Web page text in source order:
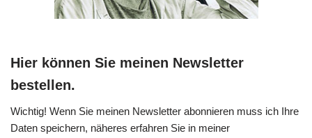
Hier können Sie meinen Newsletter
bestellen.
Wichtig! Wenn Sie meinen Newsletter abonnieren muss ich Ihre
Daten speichern, näheres erfahren Sie in meiner